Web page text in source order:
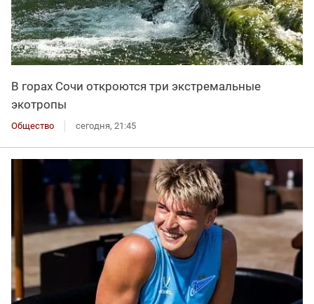
В горах Сочи откроются три экстремальные
экотропы
Общество сегодня, 21:45